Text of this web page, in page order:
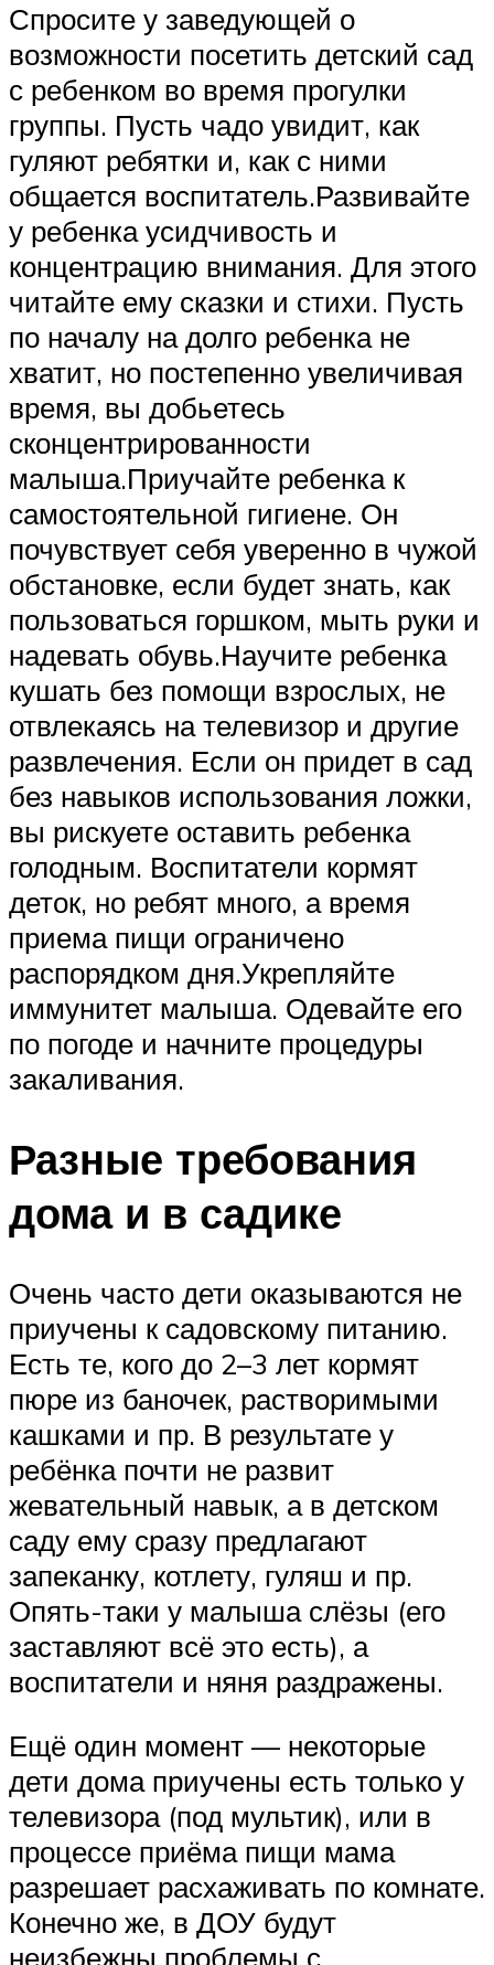
Спросите у заведующей о
возможности посетить детский сад
с ребенком во время прогулки
группы. Пусть чадо увидит, как
гуляют ребятки и, как с ними
общается воспитатель.Развивайте
у ребенка усидчивость и
концентрацию внимания. Для этого
читайте ему сказки и стихи. Пусть
по началу на долго ребенка не
хватит, но постепенно увеличивая
время, вы добьетесь
сконцентрированности
малыша.Приучайте ребенка к
самостоятельной гигиене. Он
почувствует себя уверенно в чужой
обстановке, если будет знать, как
пользоваться горшком, мыть руки и
надевать обувь.Научите ребенка
кушать без помощи взрослых, не
отвлекаясь на телевизор и другие
развлечения. Если он придет в сад
без навыков использования ложки,
вы рискуете оставить ребенка
голодным. Воспитатели кормят
деток, но ребят много, а время
приема пищи ограничено
распорядком дня.Укрепляйте
иммунитет малыша. Одевайте его
по погоде и начните процедуры
закаливания.
Разные требования
дома и в садике
Очень часто дети оказываются не
приучены к садовскому питанию.
Есть те, кого до 2–3 лет кормят
пюре из баночек, растворимыми
кашками и пр. В результате у
ребёнка почти не развит
жевательный навык, а в детском
саду ему сразу предлагают
запеканку, котлету, гуляш и пр.
Опять-таки у малыша слёзы (его
заставляют всё это есть), а
воспитатели и няня раздражены.
Ещё один момент — некоторые
дети дома приучены есть только у
телевизора (под мультик), или в
процессе приёма пищи мама
разрешает расхаживать по комнате.
Конечно же, в ДОУ будут
неизбежны проблемы с